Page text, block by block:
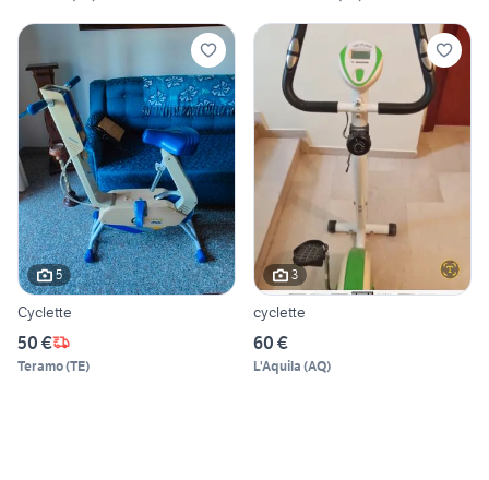
5
Cyclette
50 €
Teramo(TE)
3
cyclette
60 €
L'Aquila (AQ)